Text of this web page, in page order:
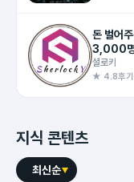
돈 벌어
셜로키
★ 4.8후
지식 콘텐츠
최신순